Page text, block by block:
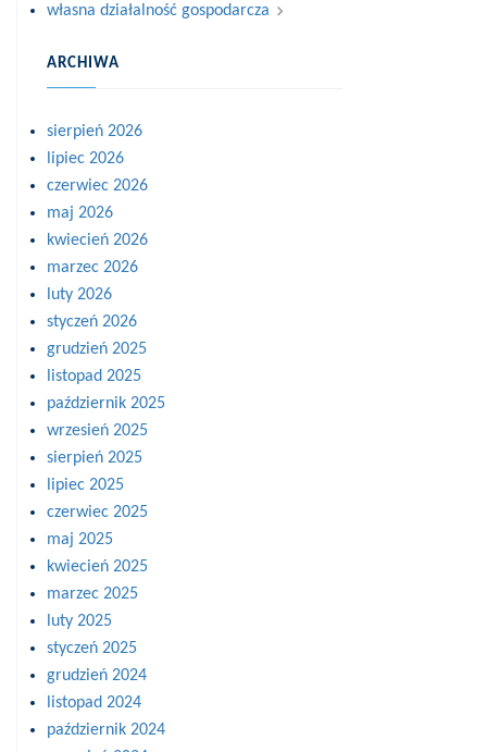
własna działalność gospodarcza
ARCHIWA
sierpień 2026
lipiec 2026
czerwiec 2026
maj 2026
kwiecień 2026
marzec 2026
luty 2026
styczeń 2026
grudzień 2025
listopad 2025
październik 2025
wrzesień 2025
sierpień 2025
lipiec 2025
czerwiec 2025
maj 2025
kwiecień 2025
marzec 2025
luty 2025
styczeń 2025
grudzień 2024
listopad 2024
październik 2024